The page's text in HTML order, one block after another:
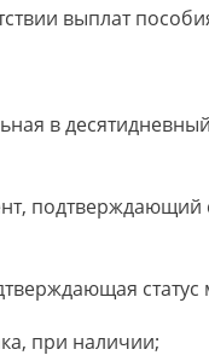
выплат
в
статус
при наличии;